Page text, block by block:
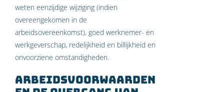
weten eenzijdige wijziging (indien
overeengekomen in de
arbeidsovereenkomst), goed werknemer- en
werkgeverschap, redelijkheid en billijkheid en
onvoorziene omstandigheden.
Arbeidsvoorwaarden